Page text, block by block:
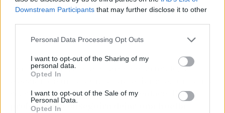
Downstream Participants that may further disclose it to other
Personal Data Processing Opt Outs
I want to opt-out of the Sharing of my
personal data.
Opted In
I want to opt-out of the Sale of my
Personal Data.
Opted In
Como hemos visto a lo largo del artículo, la
elección de un fotógrafo profesional es un punto
crucial en la celebración de tu enlace.
Este
profesional conseguirá dejar una huella